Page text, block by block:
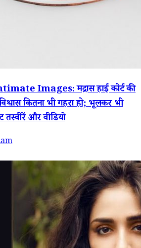
Images: मद्रास हाई कोर्ट की
कितना भी गहरा हो; भूलकर भी
और वीडियो